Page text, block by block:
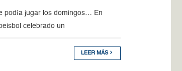
podía jugar los domingos… En
celebrado un
LEER MÁS